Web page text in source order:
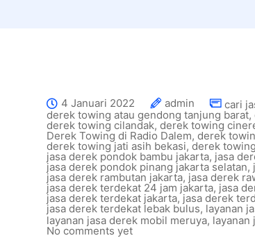
4 Januari 2022 admin cari
derek towing atau gendong tanjung barat,
derek towing cilandak, derek towing
Derek Towing di Radio Dalem, derek
derek towing jati asih bekasi, derek
jasa derek pondok bambu jakarta, jasa
jasa derek pondok pinang jakarta selatan,
jasa derek rambutan jakarta, jasa derek
jasa derek terdekat 24 jam jakarta, jasa
jasa derek terdekat jakarta,jasa derek
jasa derek terdekat lebak bulus, layanan
layanan jasa derek mobil meruya, layanan
No comments yet